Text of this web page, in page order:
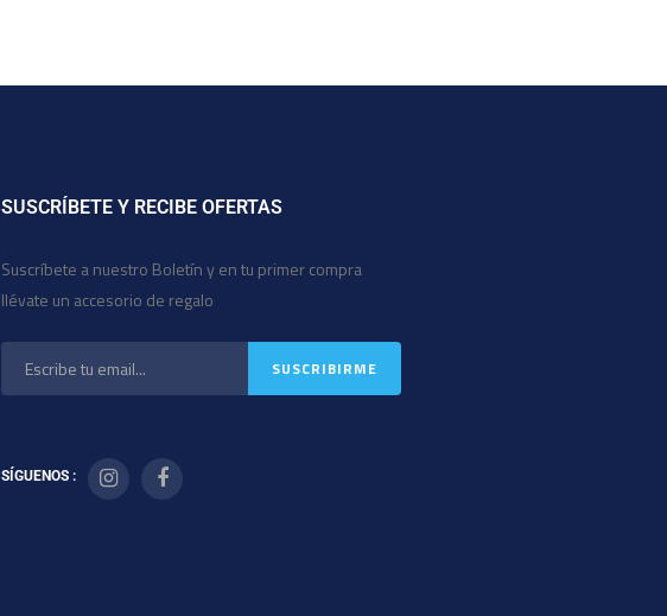
SUSCRÍBETE Y RECIBE OFERTAS
Suscríbete a nuestro Boletín y en tu primer compra
llévate un accesorio de regalo
SÍGUENOS :